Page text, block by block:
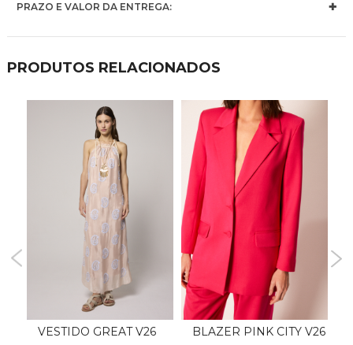
PRAZO E VALOR DA ENTREGA:
PRODUTOS RELACIONADOS
VESTIDO GREAT V26
BLAZER PINK CITY V26